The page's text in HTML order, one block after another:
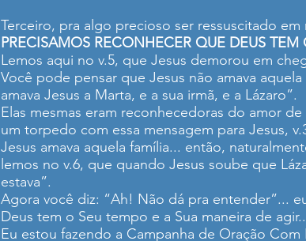
Terceiro, pra algo precioso ser ressuscitado em
PRECISAMOS RECONHECER QUE DEUS
Lemos aqui no v.5, que Jesus demorou em
Você pode pensar que Jesus não amava
amava Jesus a Marta, e a sua irmã, e a Lázaro”.
Elas mesmas eram reconhecedoras do amor
um torpedo com essa mensagem para Jesus,
Jesus amava aquela família... então,
lemos no v.6, que quando Jesus soube que
estava”.
Agora você diz: “Ah! Não dá pra entender”...
Deus tem o Seu tempo e a Sua maneira de
Eu estou fazendo a Campanha de Oração